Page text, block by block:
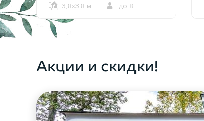
3,8х3,8 м. до 8
Акции и скидки!